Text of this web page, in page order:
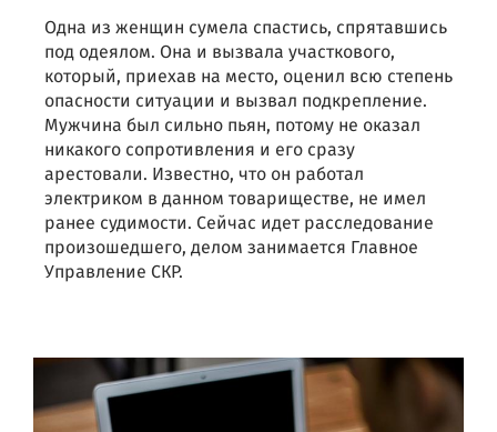
Одна из женщин сумела спастись, спрятавшись
под одеялом. Она и вызвала участкового,
который, приехав на место, оценил всю степень
опасности ситуации и вызвал подкрепление.
Мужчина был сильно пьян, потому не оказал
никакого сопротивления и его сразу
арестовали. Известно, что он работал
электриком в данном товариществе, не имел
ранее судимости. Сейчас идет расследование
произошедшего, делом занимается Главное
Управление СКР.